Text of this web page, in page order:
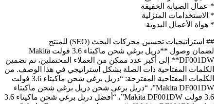
* عمال الصيانة الخفيفة
* الاستخدامات المنزلية
* هواة الأعمال اليدوية
## استراتيجيات تحسين محركات البحث (SEO) للمنتج
لضمان وصول **دريل برغي شحن ماكيتاء 3.6 فولت Makita
DF001DW** إلى أكبر عدد ممكن من العملاء المحتملين، تم تضمين
الكلمات المفتاحية ذات الصلة بشكل استراتيجي في هذا الوصف. من
الكلمات المفتاحية المقترحة: “دريل برغي شحن ماكيتاء 3.6 فولت
Makita DF001DW”، “دريل برغي شحن دريل برغي شحن ماكيتاء
3.6 فولت Makita DF001DW”، “أفضل دريل برغي شحن ماكيتاء 3.6